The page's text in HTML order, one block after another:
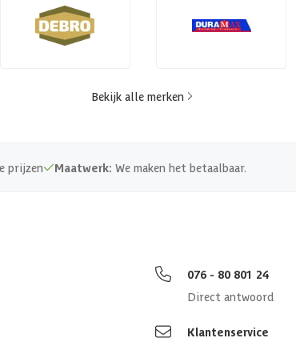
Bekijk alle merken
prijzen Maatwerk: We maken het betaalbaar.
076 - 80 801 24
Direct antwoord
Klantenservice